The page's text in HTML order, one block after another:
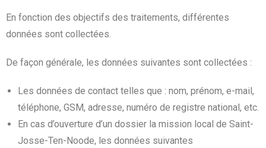
En fonction des objectifs des traitements, différentes
données sont collectées.
De façon générale, les données suivantes sont collectées :
Les données de contact telles que : nom, prénom, e-mail,
téléphone, GSM, adresse, numéro de registre national, etc.
En cas d’ouverture d’un dossier la mission local de Saint-
Josse-Ten-Noode, les données suivantes